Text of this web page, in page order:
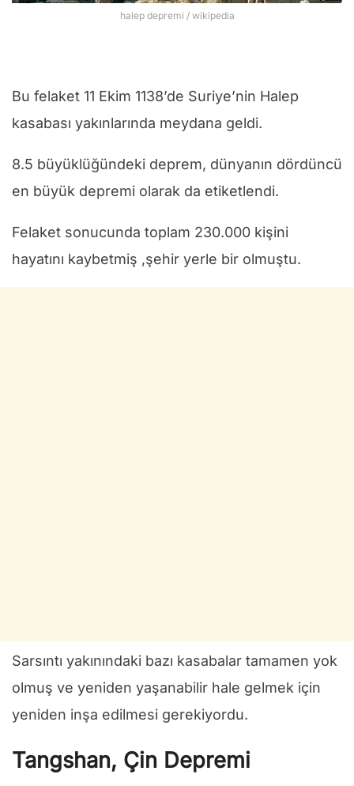
halep depremi / wikipedia
Bu felaket 11 Ekim 1138’de Suriye’nin Halep
kasabası yakınlarında meydana geldi.
8.5 büyüklüğündeki deprem, dünyanın dördüncü
en büyük depremi olarak da etiketlendi.
Felaket sonucunda toplam 230.000 kişini
hayatını kaybetmiş ,şehir yerle bir olmuştu.
Sarsıntı yakınındaki bazı kasabalar tamamen yok
olmuş ve yeniden yaşanabilir hale gelmek için
yeniden inşa edilmesi gerekiyordu.
Tangshan, Çin Depremi